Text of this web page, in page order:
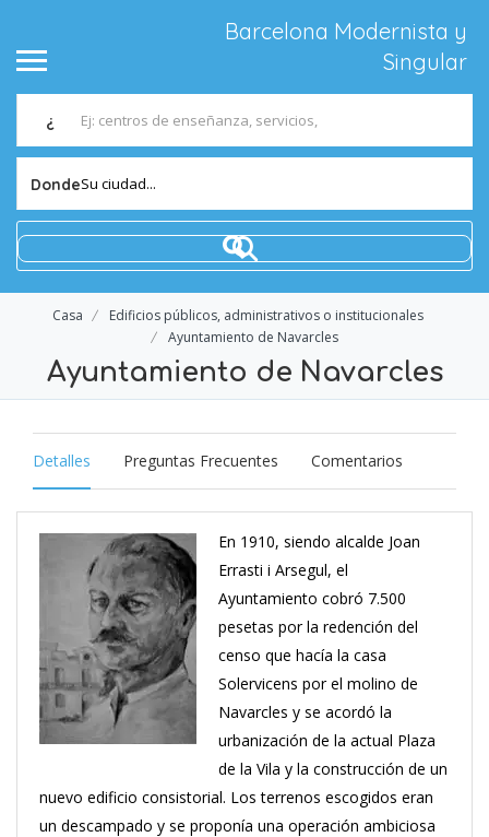
Barcelona Modernista y
Singular
¿
DondeSu ciudad...
Casa
Edificios públicos, administrativos o institucionales
Ayuntamiento de Navarcles
Ayuntamiento de Navarcles
Detalles Preguntas Frecuentes Comentarios
En 1910, siendo alcalde Joan
Errasti i Arsegul, el
Ayuntamiento cobró 7.500
pesetas por la redención del
censo que hacía la casa
Solervicens por el molino de
Navarcles y se acordó la
urbanización de la actual Plaza
de la Vila y la construcción de un
nuevo edificio consistorial. Los terrenos escogidos eran
un descampado y se proponía una operación ambiciosa